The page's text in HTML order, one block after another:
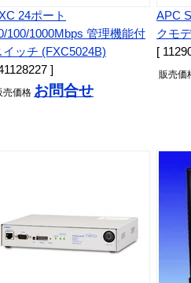
24ポート
100/1000Mbps 管理機能付
イッチ (FXC5024B)
]
売価格 お問合せ
APC
クモ
[
販売価